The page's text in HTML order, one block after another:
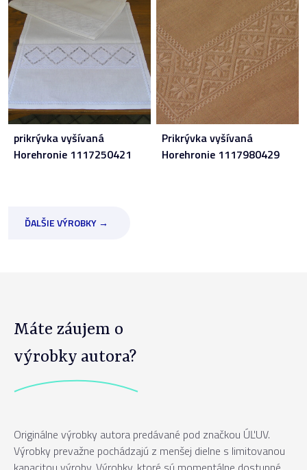
prikrývka vyšívaná
Horehronie 1117250421
Prikrývka vyšívaná
Horehronie 1117980429
ĎALŠIE VÝROBKY →
Máte záujem o
výrobky autora?
Originálne výrobky autora predávané pod značkou ÚĽUV.
Výrobky prevažne pochádzajú z menšej dielne s limitovanou